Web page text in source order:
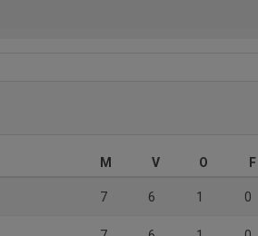
M V O F
7 6 1 0